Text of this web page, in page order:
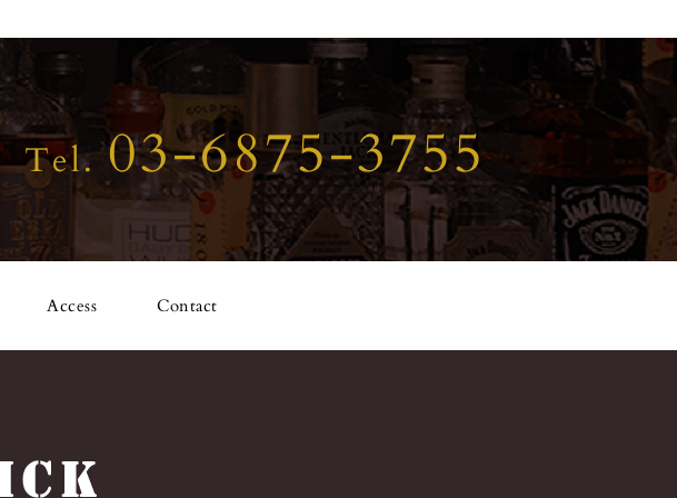
Tel.03-6875-3755
Access Contact